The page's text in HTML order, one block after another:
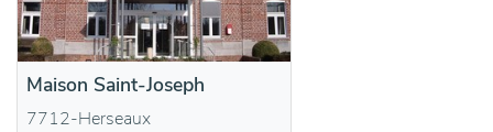
Maison Saint-Joseph
7712-Herseaux